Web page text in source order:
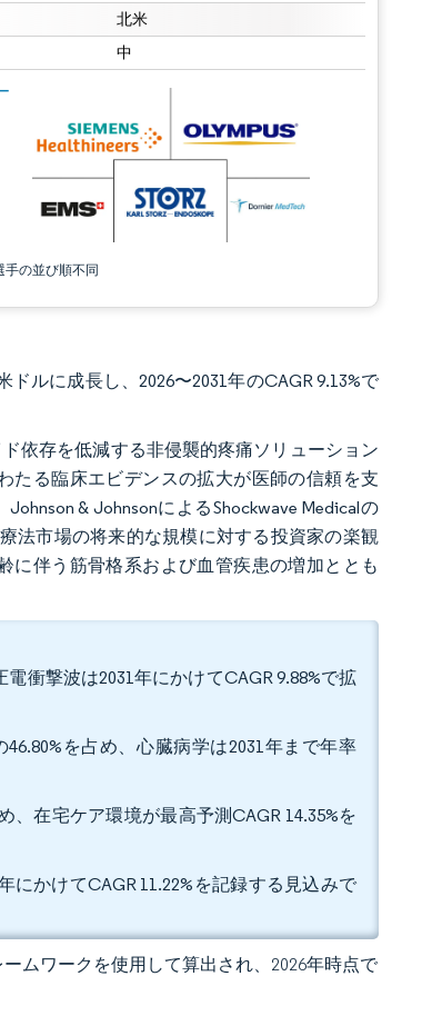
北米
中
の並び順不同
。再利用にはCC BY 4.0の表示が必要です。
ルに成長し、2026〜2031年のCAGR 9.13%で
依存を低減する非侵襲的疼痛ソリューション
たる臨床エビデンスの拡大が医師の信頼を支
& JohnsonによるShockwave Medicalの
法市場の将来的な規模に対する投資家の楽観
に伴う筋骨格系および血管疾患の増加ととも
衝撃波は2031年にかけてCAGR 9.88%で拡
を占め、心臓病学は2031年まで年率
在宅ケア環境が最高予測CAGR 14.35%を
にかけてCAGR 11.22%を記録する見込みで
ムワークを使用して算出され、2026年時点で